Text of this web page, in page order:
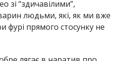
зі “здичавілими”,
людьми, які, як ми вже
фурі прямого стосунку не